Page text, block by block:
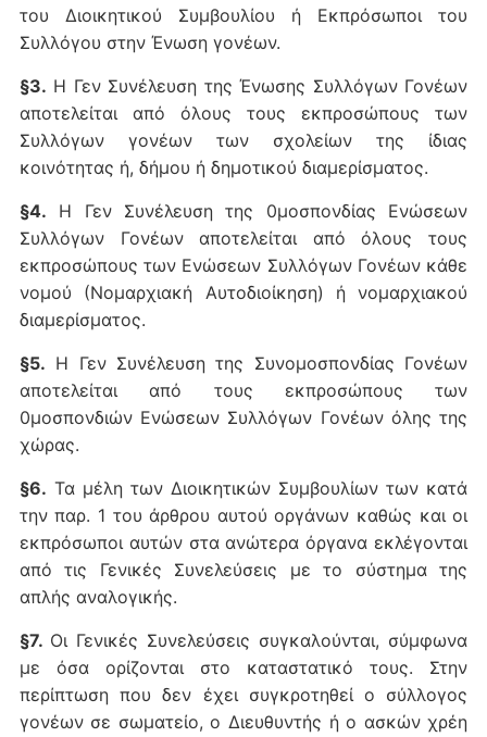
του Διοικητικού Συμβουλίου ή Εκπρόσωποι του
Συλλόγου στην Ένωση γονέων.
§3. Η Γεν Συνέλευση της Ένωσης Συλλόγων Γονέων
αποτελείται από όλους τους εκπροσώπους των
Συλλόγων γονέων των σχολείων της ίδιας
κοινότητας ή, δήμου ή δημοτικού διαμερίσματος.
§4. Η Γεν Συνέλευση της 0μοσπονδίας Ενώσεων
Συλλόγων Γονέων αποτελείται από όλους τους
εκπροσώπους των Ενώσεων Συλλόγων Γονέων κάθε
νομού (Νομαρχιακή Αυτοδιοίκηση) ή νομαρχιακού
διαμερίσματος.
§5. Η Γεν Συνέλευση της Συνομοσπονδίας Γονέων
αποτελείται από τους εκπροσώπους των
0μοσπονδιών Ενώσεων Συλλόγων Γονέων όλης της
χώρας.
§6. Τα μέλη των Διοικητικών Συμβουλίων των κατά
την παρ. 1 του άρθρου αυτού οργάνων καθώς και οι
εκπρόσωποι αυτών στα ανώτερα όργανα εκλέγονται
από τις Γενικές Συνελεύσεις με το σύστημα της
απλής αναλογικής.
§7. Οι Γενικές Συνελεύσεις συγκαλούνται, σύμφωνα
με όσα ορίζονται στο καταστατικό τους. Στην
περίπτωση που δεν έχει συγκροτηθεί ο σύλλογος
γονέων σε σωματείο, o Διευθυντής ή ο ασκών χρέη